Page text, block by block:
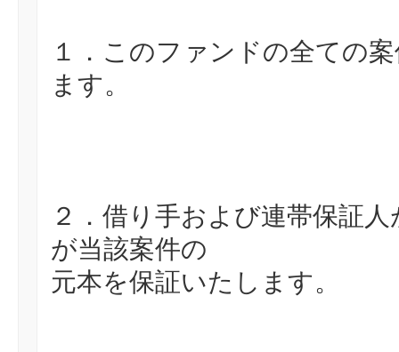
１．このファンドの全ての
ます。
２．借り手および連帯保証
が当該案件の
元本を保証いたします。